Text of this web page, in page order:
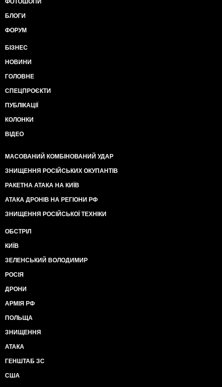
ФОТОШОПИ
БЛОГИ
ФОРУМ
БІЗНЕС
НОВИНИ
ГОЛОВНЕ
СПЕЦПРОЄКТИ
ПУБЛІКАЦІЇ
КОЛОНКИ
ВІДЕО
МАСОВАНИЙ КОМБІНОВАНИЙ УДАР
ЗНИЩЕННЯ РОСІЙСЬКИХ ОКУПАНТІВ
РАКЕТНА АТАКА НА КИЇВ
АТАКА ДРОНІВ НА РЕГІОНИ РФ
ЗНИЩЕННЯ РОСІЙСЬКОЇ ТЕХНІКИ
ОБСТРІЛ
КИЇВ
ЗЕЛЕНСЬКИЙ ВОЛОДИМИР
РОСІЯ
ДРОНИ
АРМІЯ РФ
ПОЛЬЩА
ЗНИЩЕННЯ
АТАКА
ГЕНШТАБ ЗС
США